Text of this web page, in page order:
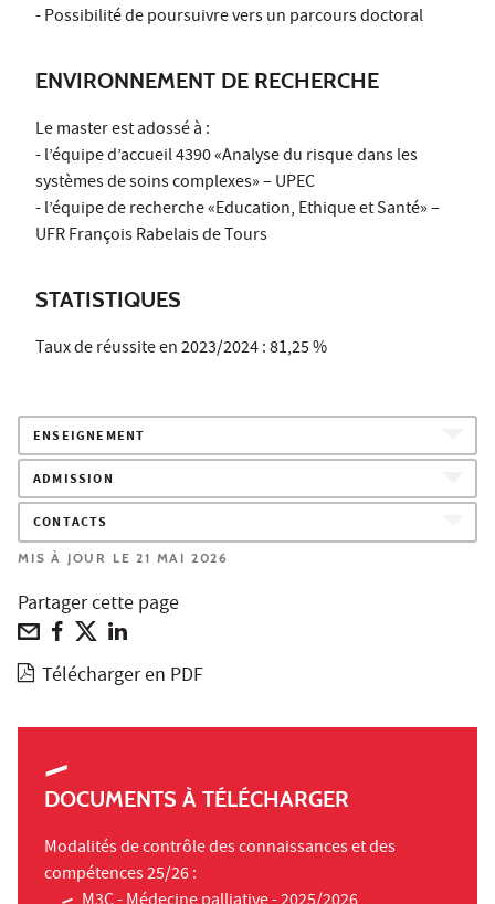
- Possibilité de poursuivre vers un parcours doctoral
ENVIRONNEMENT DE RECHERCHE
Le master est adossé à :
- l’équipe d’accueil 4390 «Analyse du risque dans les
systèmes de soins complexes» – UPEC
- l’équipe de recherche «Education, Ethique et Santé» –
UFR François Rabelais de Tours
STATISTIQUES
Taux de réussite en 2023/2024 : 81,25 %
ENSEIGNEMENT
ADMISSION
CONTACTS
MIS À JOUR LE 21 MAI 2026
Partager cette page
Télécharger en PDF
DOCUMENTS À TÉLÉCHARGER
Modalités de contrôle des connaissances et des
compétences 25/26 :